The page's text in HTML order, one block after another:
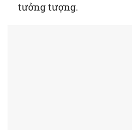
tưởng tượng.